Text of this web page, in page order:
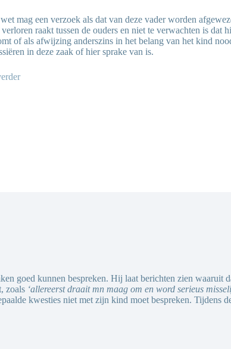
mag een verzoek als dat van deze vader worden
raakt tussen de ouders en niet te verwachten is dat
of als afwijzing anderszins in het belang van het kind
in deze zaak of hier sprake van is.
goed kunnen bespreken. Hij laat berichten zien waaruit
zoals ‘allereerst draait mn maag om en word serieus
kwesties niet met zijn kind moet bespreken. Tijdens